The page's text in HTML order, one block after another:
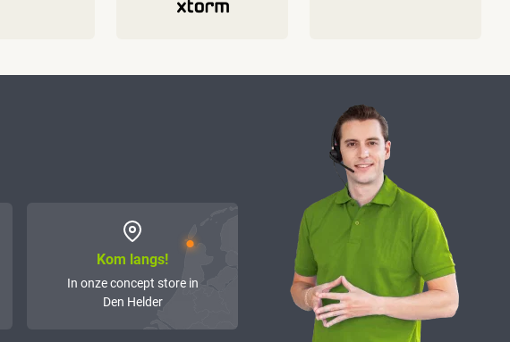
Kom langs!
In onze concept store in
Den Helder